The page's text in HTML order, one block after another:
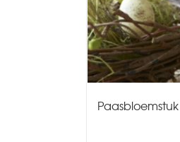
Paasbloemstuk